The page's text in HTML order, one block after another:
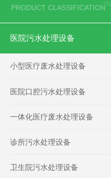
PRODUCT CLASSIFICATION
医院污水处理设备
小型医疗废水处理设备
医院口腔污水处理设备
一体化医疗废水处理设备
诊所污水处理设备
卫生院污水处理设备